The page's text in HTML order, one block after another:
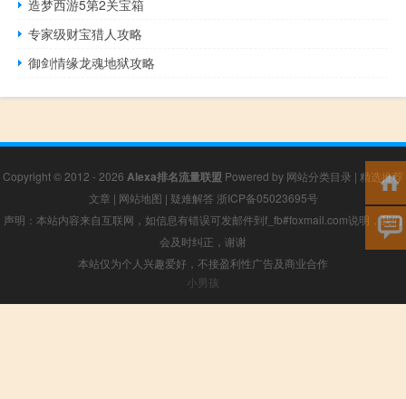
造梦西游5第2关宝箱
专家级财宝猎人攻略
御剑情缘龙魂地狱攻略
Copyright © 2012 - 2026 Alexa排名流量联盟 Powered by 网站分类目录 | 精选推荐
文章 | 网站地图 | 疑难解答 浙ICP备05023695号
声明：本站内容来自互联网，如信息有错误可发邮件到f_fb#foxmail.com说明，我们
会及时纠正，谢谢
本站仅为个人兴趣爱好，不接盈利性广告及商业合作
小男孩